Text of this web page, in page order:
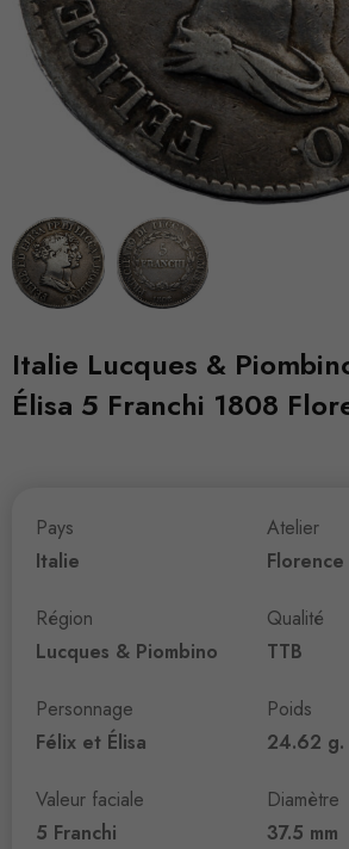
Italie Lucques &
Élisa 5 Franchi 1808
Pays
Italie
Région
Lucques & Piombino
Personnage
Félix et Élisa
Valeur faciale
5 Franchi
Atelier
Florence
Qualité
TTB
Poids
24.62 g.
Diamètre
37.5 mm